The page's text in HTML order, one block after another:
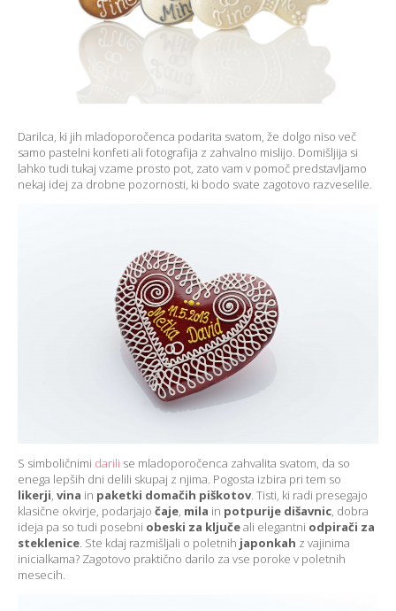
Darilca, ki jih mladoporočenca podarita svatom, že dolgo niso več
samo pastelni konfeti ali fotografija z zahvalno mislijo. Domišljija si
lahko tudi tukaj vzame prosto pot, zato vam v pomoč predstavljamo
nekaj idej za drobne pozornosti, ki bodo svate zagotovo razveselile.
S simboličnimi darili se mladoporočenca zahvalita svatom, da so
enega lepših dni delili skupaj z njima. Pogosta izbira pri tem so
likerji, vina in paketki domačih piškotov. Tisti, ki radi presegajo
klasične okvirje, podarjajo čaje, mila in potpurije dišavnic, dobra
ideja pa so tudi posebni obeski za ključeali elegantni odpirači za
steklenice. Ste kdaj razmišljali o poletnih japonkah z vajinima
inicialkama? Zagotovo praktično darilo za vse poroke v poletnih
mesecih.